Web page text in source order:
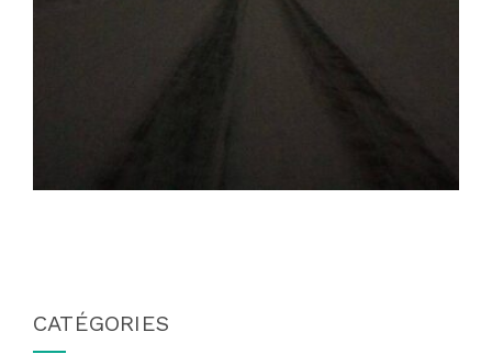
CATÉGORIES